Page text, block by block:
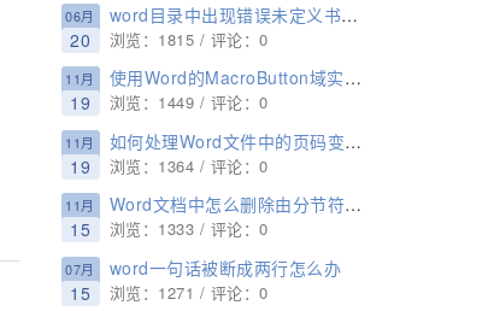
06月
20
word目录中出现错误未定义书签怎么办
浏览：1815 / 评论：0
11月
19
使用Word的MacroButton域实现Word文档中输入提示的设置方法
浏览：1449 / 评论：0
11月
19
如何处理Word文件中的页码变成{PAGE \* MERGEFORMAT}
浏览：1364 / 评论：0
11月
15
Word文档中怎么删除由分节符导致的空白页
浏览：1333 / 评论：0
07月
15
word一句话被断成两行怎么办
浏览：1271 / 评论：0